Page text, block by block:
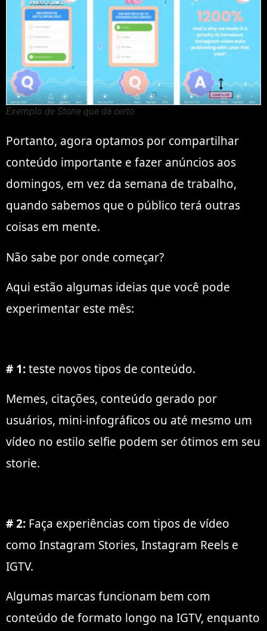
Exemplo de Storie que dá certo
Portanto, agora optamos por compartilhar
conteúdo importante e fazer anúncios aos
domingos, em vez da semana de trabalho,
quando sabemos que o público terá outras
coisas em mente.
Não sabe por onde começar?
Aqui estão algumas ideias que você pode
experimentar este mês:
# 1:teste novos tipos de conteúdo.
Memes, citações, conteúdo gerado por
usuários, mini-infográficos ou até mesmo um
vídeo no estilo selfie podem ser ótimos em seu
storie.
# 2: Faça experiências com tipos de vídeo
como Instagram Stories, Instagram Reels e
IGTV.
Algumas marcas funcionam bem com
conteúdo de formato longo na IGTV, enquanto